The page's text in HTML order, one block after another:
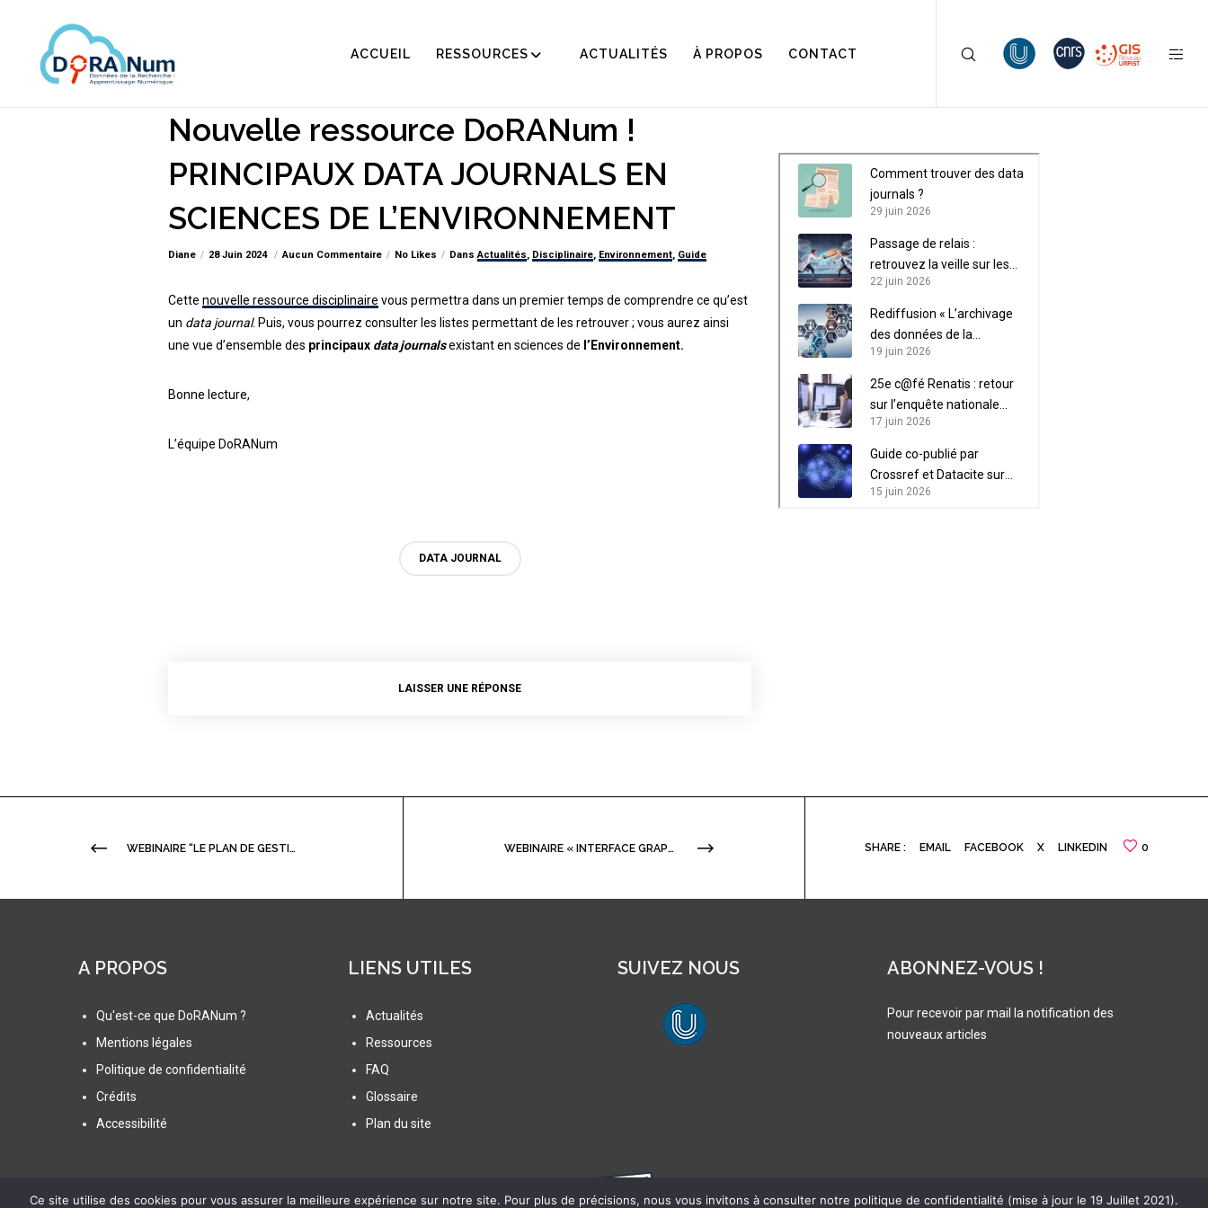
ACCUEIL RESSOURCES ACTUALITÉS À PROPOS CONTACT
Nouvelle ressource DoRANum !
PRINCIPAUX DATA JOURNALS EN
SCIENCES DE L’ENVIRONNEMENT
Diane 28 Juin 2024 Aucun Commentaire No Likes DansActualités, Disciplinaire, Environnement, Guide
Cette nouvelle ressource disciplinaire vous permettra dans un premier temps de comprendre ce qu’est
un data journal. Puis, vous pourrez consulter les listes permettant de les retrouver ; vous aurez ainsi
une vue d’ensemble des principaux data journalsexistant en sciences de l’Environnement.
Bonne lecture,
L’équipe DoRANum
DATA JOURNAL
LAISSER UNE RÉPONSE
Comment trouver des data
journals ?
29 juin 2026
Passage de relais :
retrouvez la veille sur les
données de recherche sur
LaLIST
22 juin 2026
Rediffusion « L’archivage
des données de la
recherche »
19 juin 2026
25e c@fé Renatis : retour
sur l’enquête nationale
“Acteurs de l’IST”
17 juin 2026
Guide co-publié par
Crossref et Datacite sur
l’intérêt des métadonnées
15 juin 2026
WEBINAIRE “LE PLAN DE GESTION DE DONNÉES, NOUVEAU VADE-MECUM DES ENTITÉS DE RECHERCHE ?” : VIDÉO ET SUPPORTS EN LIGNE WEBINAIRE « INTERFACE GRAPHIQUE POUR FACILITER LE STOCKAGE DES DONNÉES D’OBSERVATION EN NETCDF » 27 JUIN 2024 : VIDÉO EN LIGNE SHARE : EMAIL FACEBOOK X LINKEDIN 0
A PROPOS
Qu'est-ce que DoRANum ?
Mentions légales
Politique de confidentialité
Crédits
Accessibilité
LIENS UTILES
Actualités
Ressources
FAQ
Glossaire
Plan du site
SUIVEZ NOUS ABONNEZ-VOUS !
Pour recevoir par mail la notification des
nouveaux articles
Ce site utilise des cookies pour vous assurer la meilleure expérience sur notre site. Pour plus de précisions, nous vous invitons à consulter notre politique de confidentialité (mise à jour le 19 Juillet 2021).